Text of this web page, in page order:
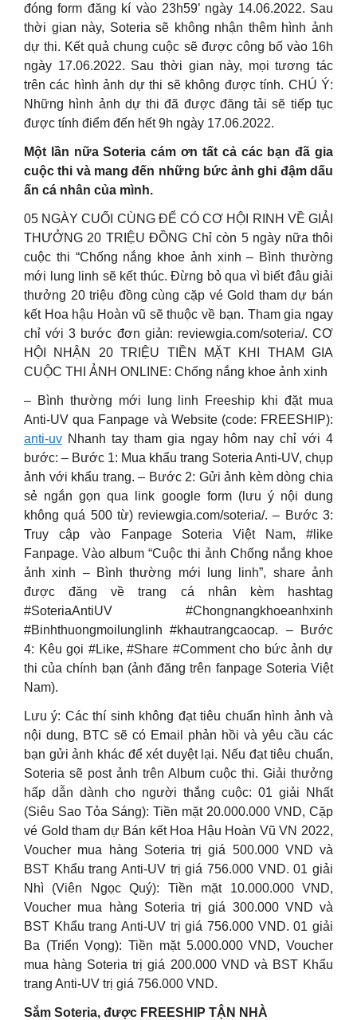
đóng form đăng kí vào 23h59’ ngày 14.06.2022. Sau
thời gian này, Soteria sẽ không nhận thêm hình ảnh
dự thi. Kết quả chung cuộc sẽ được công bố vào 16h
ngày 17.06.2022. Sau thời gian này, mọi tương tác
trên các hình ảnh dự thi sẽ không được tính. CHÚ Ý:
Những hình ảnh dự thi đã được đăng tải sẽ tiếp tục
được tính điểm đến hết 9h ngày 17.06.2022.
Một lần nữa Soteria cám ơn tất cả các bạn đã gia
cuộc thi và mang đến những bức ảnh ghi đậm dấu
ấn cá nhân của mình.
05 NGÀY CUỐI CÙNG ĐỂ CÓ CƠ HỘI RINH VỀ GIẢI
THƯỞNG 20 TRIỆU ĐỒNG Chỉ còn 5 ngày nữa thôi
cuộc thi “Chống nắng khoe ảnh xinh – Bình thường
mới lung linh sẽ kết thúc. Đừng bỏ qua vì biết đâu giải
thưởng 20 triệu đồng cùng cặp vé Gold tham dự bán
kết Hoa hậu Hoàn vũ sẽ thuộc về bạn. Tham gia ngay
chỉ với 3 bước đơn giản: reviewgia.com/soteria/. CƠ
HỘI NHẬN 20 TRIỆU TIỀN MẶT KHI THAM GIA
CUỘC THI ẢNH ONLINE: Chống nắng khoe ảnh xinh
– Bình thường mới lung linh Freeship khi đặt mua
Anti-UV qua Fanpage và Website (code: FREESHIP):
anti-uv Nhanh tay tham gia ngay hôm nay chỉ với 4
bước: – Bước 1: Mua khẩu trang Soteria Anti-UV, chụp
ảnh với khẩu trang. – Bước 2: Gửi ảnh kèm dòng chia
sẻ ngắn gọn qua link google form (lưu ý nội dung
không quá 500 từ) reviewgia.com/soteria/. – Bước 3:
Truy cập vào Fanpage Soteria Việt Nam, #like
Fanpage. Vào album “Cuộc thi ảnh Chống nắng khoe
ảnh xinh – Bình thường mới lung linh”, share ảnh
được đăng về trang cá nhân kèm hashtag
#SoteriaAntiUV #Chongnangkhoeanhxinh
#Binhthuongmoilunglinh #khautrangcaocap. – Bước
4: Kêu gọi #Like, #Share #Comment cho bức ảnh dự
thi của chính bạn (ảnh đăng trên fanpage Soteria Việt
Nam).
Lưu ý: Các thí sinh không đạt tiêu chuẩn hình ảnh và
nội dung, BTC sẽ có Email phản hồi và yêu cầu các
bạn gửi ảnh khác để xét duyệt lại. Nếu đạt tiêu chuẩn,
Soteria sẽ post ảnh trên Album cuộc thi. Giải thưởng
hấp dẫn dành cho người thắng cuộc: 01 giải Nhất
(Siêu Sao Tỏa Sáng): Tiền mặt 20.000.000 VND, Cặp
vé Gold tham dự Bán kết Hoa Hậu Hoàn Vũ VN 2022,
Voucher mua hàng Soteria trị giá 500.000 VND và
BST Khẩu trang Anti-UV trị giá 756.000 VND. 01 giải
Nhì (Viên Ngọc Quý): Tiền mặt 10.000.000 VND,
Voucher mua hàng Soteria trị giá 300.000 VND và
BST Khẩu trang Anti-UV trị giá 756.000 VND. 01 giải
Ba (Triển Vọng): Tiền mặt 5.000.000 VND, Voucher
mua hàng Soteria trị giá 200.000 VND và BST Khẩu
trang Anti-UV trị giá 756.000 VND.
Sắm Soteria, được FREESHIP TẬN NHÀ